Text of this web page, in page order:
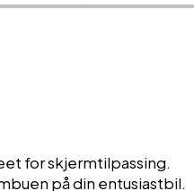
for skjermtilpassing.
på din entusiastbil.